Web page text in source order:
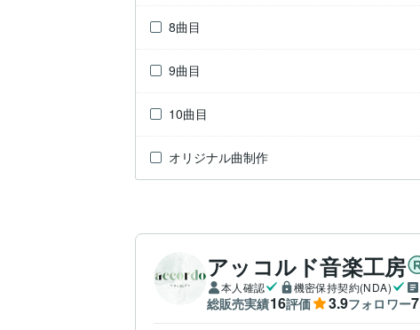
8曲目
9曲目
10曲目
オリジナル曲制作
アッコルド音楽工房
本人確認 機密保持契約(NDA)
総販売実績16評価 3.9フォロワー7